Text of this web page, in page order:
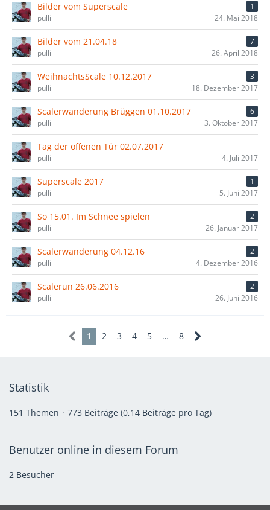
Bilder vom Superscale
1
pulli
24. Mai 2018
Bilder vom 21.04.18
7
pulli
26. April 2018
WeihnachtsScale 10.12.2017
3
pulli
18. Dezember 2017
Scalerwanderung Brüggen 01.10.2017
6
pulli
3. Oktober 2017
Tag der offenen Tür 02.07.2017
pulli 4. Juli 2017
Superscale 2017
1
pulli
5. Juni 2017
So 15.01. Im Schnee spielen
2
pulli
26. Januar 2017
Scalerwanderung 04.12.16
2
pulli
4. Dezember 2016
Scalerun 26.06.2016
2
pulli
26. Juni 2016
1 2 3 4 5 … 8
Statistik
151 Themen 773 Beiträge (0,14 Beiträge pro Tag)
Benutzer online in diesem Forum
2 Besucher